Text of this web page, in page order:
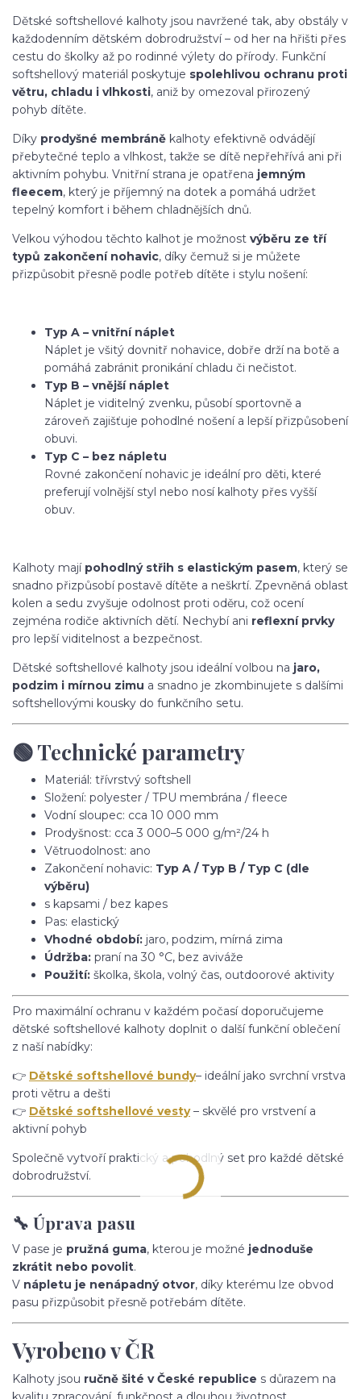
Dětské softshellové kalhoty jsou navržené tak, aby obstály v
každodenním dětském dobrodružství – od her na hřišti přes
cestu do školky až po rodinné výlety do přírody. Funkční
softshellový materiál poskytuje spolehlivou ochranu proti
větru, chladu i vlhkosti, aniž by omezoval přirozený
pohyb dítěte.
Díky prodyšné membráně kalhoty efektivně odvádějí
přebytečné teplo a vlhkost, takže se dítě nepřehřívá ani při
aktivním pohybu. Vnitřní strana je opatřena jemným
fleecem, který je příjemný na dotek a pomáhá udržet
tepelný komfort i během chladnějších dnů.
Velkou výhodou těchto kalhot je možnost výběru ze tří
typů zakončení nohavic, díky čemuž si je můžete
přizpůsobit přesně podle potřeb dítěte i stylu nošení:
Typ A – vnitřní náplet
Náplet je všitý dovnitř nohavice, dobře drží na botě a
pomáhá zabránit pronikání chladu či nečistot.
Typ B – vnější náplet
Náplet je viditelný zvenku, působí sportovně a
zároveň zajišťuje pohodlné nošení a lepší přizpůsobení
obuvi.
Typ C – bez nápletu
Rovné zakončení nohavic je ideální pro děti, které
preferují volnější styl nebo nosí kalhoty přes vyšší
obuv.
Kalhoty mají pohodlný střih s elastickým pasem, který se
snadno přizpůsobí postavě dítěte a neškrtí. Zpevněná oblast
kolen a sedu zvyšuje odolnost proti oděru, což ocení
zejména rodiče aktivních dětí. Nechybí ani reflexní prvky
pro lepší viditelnost a bezpečnost.
Dětské softshellové kalhoty jsou ideální volbou na jaro,
podzim i mírnou zimu a snadno je zkombinujete s dalšími
softshellovými kousky do funkčního setu.
🟢 Technické parametry
Materiál: třívrstvý softshell
Složení: polyester / TPU membrána / fleece
Vodní sloupec: cca 10 000 mm
Prodyšnost: cca 3 000–5 000 g/m²/24 h
Větruodolnost: ano
Zakončení nohavic: Typ A / Typ B / Typ C (dle
výběru)
s kapsami / bez kapes
Pas: elastický
Vhodné období: jaro, podzim, mírná zima
Údržba: praní na 30 °C, bez aviváže
Použití: školka, škola, volný čas, outdoorové aktivity
Pro maximální ochranu v každém počasí doporučujeme
dětské softshellové kalhoty doplnit o další funkční oblečení
z naší nabídky:
👉 Dětské softshellové bundy– ideální jako svrchní vrstva
proti větru a dešti
👉 Dětské softshellové vesty– skvělé pro vrstvení a
aktivní pohyb
Společně vytvoří praktický a pohodlný set pro každé dětské
dobrodružství.
🔧 Úprava pasu
V pase je pružná guma, kterou je možné jednoduše
zkrátit nebo povolit.
V nápletu je nenápadný otvor, díky kterému lze obvod
pasu přizpůsobit přesně potřebám dítěte.
Vyrobeno v ČR
Kalhoty jsou ručně šité v České republice s důrazem na